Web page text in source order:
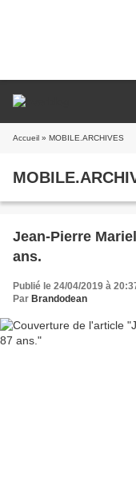
Accueil » MOBILE.ARCHIVES
Jean-Pierre
ans.
Publié le 24/04/2019 à
Par Brandodean